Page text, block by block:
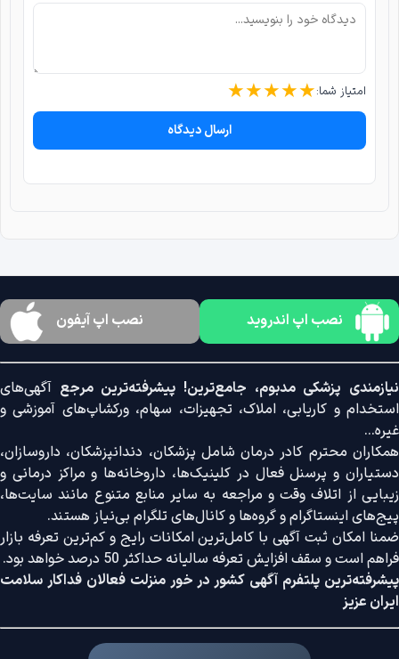
امتیاز شما: ★★★★★
ارسال دیدگاه
نصب اپ اندروید نصب اپ آیفون
نیازمندی پزشکی مدبوم، جامع‌ترین! پیشرفته‌ترین مرجع آگهی‌های
استخدام و کاریابی، املاک، تجهیزات، سهام، ورکشاپ‌های آموزشی و
غیره...
همکاران محترم کادر درمان شامل پزشکان، دندانپزشکان، داروسازان،
دستیاران و پرسنل فعال در کلینیک‌ها، داروخانه‌ها و مراکز درمانی و
زیبایی از اتلاف وقت و مراجعه به سایر منابع متنوع مانند سایت‌ها،
پیج‌های اینستاگرام و گروه‌ها و کانال‌های تلگرام بی‌نیاز هستند.
ضمنا امکان ثبت آگهی با کامل‌ترین امکانات رایج و کم‌ترین تعرفه بازار
فراهم است و سقف افزایش تعرفه سالیانه حداکثر 50 درصد خواهد بود.
پیشرفته‌ترین پلتفرم آگهی کشور در خور منزلت فعالان فداکار سلامت
ایران عزیز